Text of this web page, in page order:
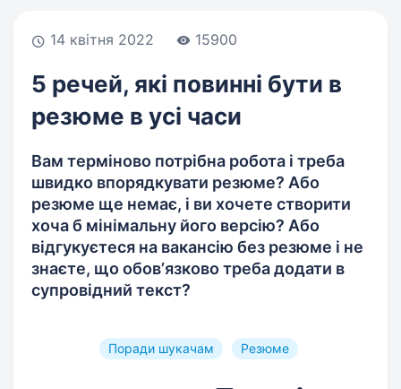
14 квітня 2022 15900
5 речей, які повинні бути в
резюме в усі часи
Вам терміново потрібна робота і треба
швидко впорядкувати резюме? Або
резюме ще немає, і ви хочете створити
хоча б мінімальну його версію? Або
відгукуєтеся на вакансію без резюме і не
знаєте, що обовʼязково треба додати в
супровідний текст?
Поради шукачам Резюме